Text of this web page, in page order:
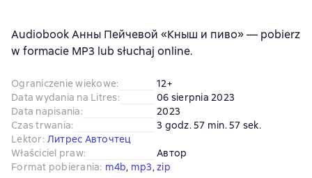
Audiobook Анны Пейчевой «Кныш и пиво» — pobierz
w formacie MP3 lub słuchaj online.
Ograniczenie wiekowe:
12+
Data wydania na Litres:
06 sierpnia 2023
Data napisania:
2023
Czas trwania:
3 godz. 57 min. 57 sek.
Lektor: Литрес Авточтец
Właściciel praw:
Автор
Format pobierania: m4b, mp3, zip